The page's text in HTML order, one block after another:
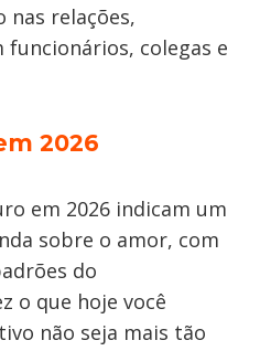
nas relações,
funcionários, colegas e
2026
em 2026 indicam um
sobre o amor, com
do
o que hoje você
não seja mais tão